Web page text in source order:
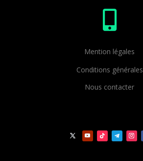

Mention légales
Conditions générales
Nous contacter